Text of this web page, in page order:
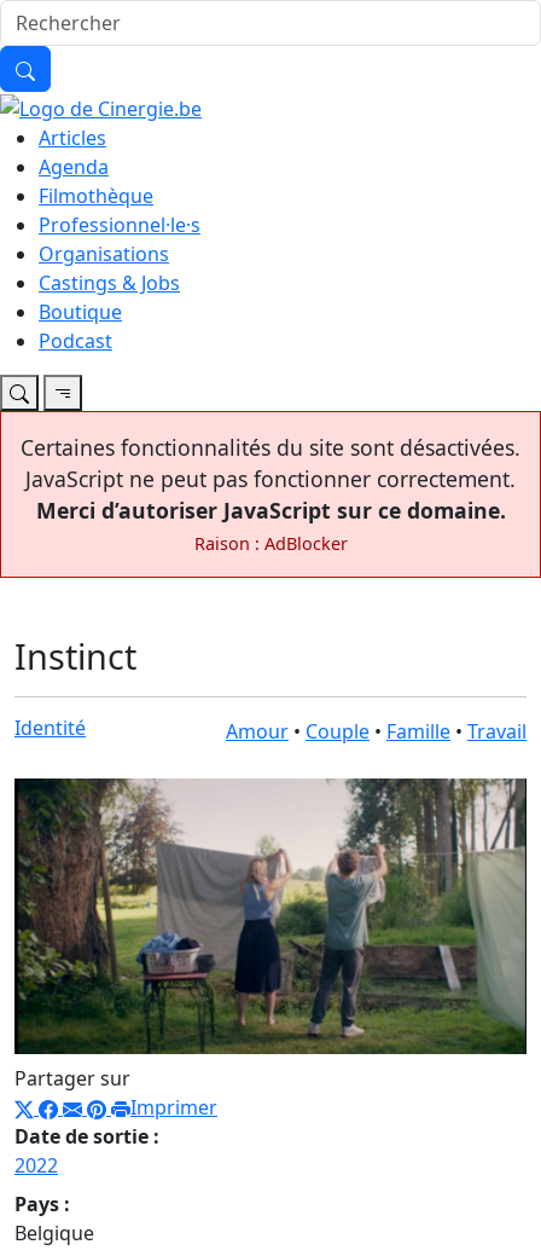
Articles
Agenda
Filmothèque
Professionnel·le·s
Organisations
Castings & Jobs
Boutique
Podcast
Certaines fonctionnalités du site sont désactivées.
JavaScript ne peut pas fonctionner correctement.
Merci d’autoriser JavaScript sur ce domaine.
Raison : AdBlocker
Instinct
Identité Amour • Couple • Famille • Travail
Partager sur
Imprimer
Date de sortie :
2022
Pays :
Belgique